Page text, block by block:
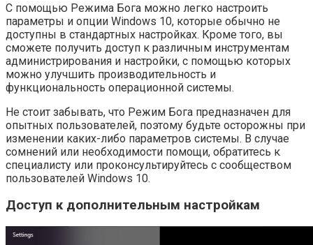
С помощью Режима Бога можно легко настроить
параметры и опции Windows 10, которые обычно не
доступны в стандартных настройках. Кроме того, вы
сможете получить доступ к различным инструментам
администрирования и настройки, с помощью которых
можно улучшить производительность и
функциональность операционной системы.
Не стоит забывать, что Режим Бога предназначен для
опытных пользователей, поэтому будьте осторожны при
изменении каких-либо параметров системы. В случае
сомнений или необходимости помощи, обратитесь к
специалисту или проконсультируйтесь с сообществом
пользователей Windows 10.
Доступ к дополнительным настройкам